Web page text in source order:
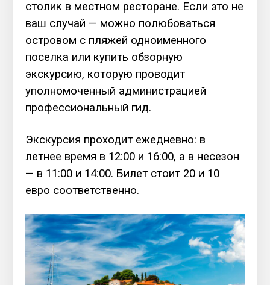
столик в местном ресторане. Если это не
ваш случай — можно полюбоваться
островом с пляжей одноименного
поселка или купить обзорную
экскурсию, которую проводит
уполномоченный администрацией
профессиональный гид.
Экскурсия проходит ежедневно: в
летнее время в 12:00 и 16:00, а в несезон
— в 11:00 и 14:00. Билет стоит 20 и 10
евро соответственно.